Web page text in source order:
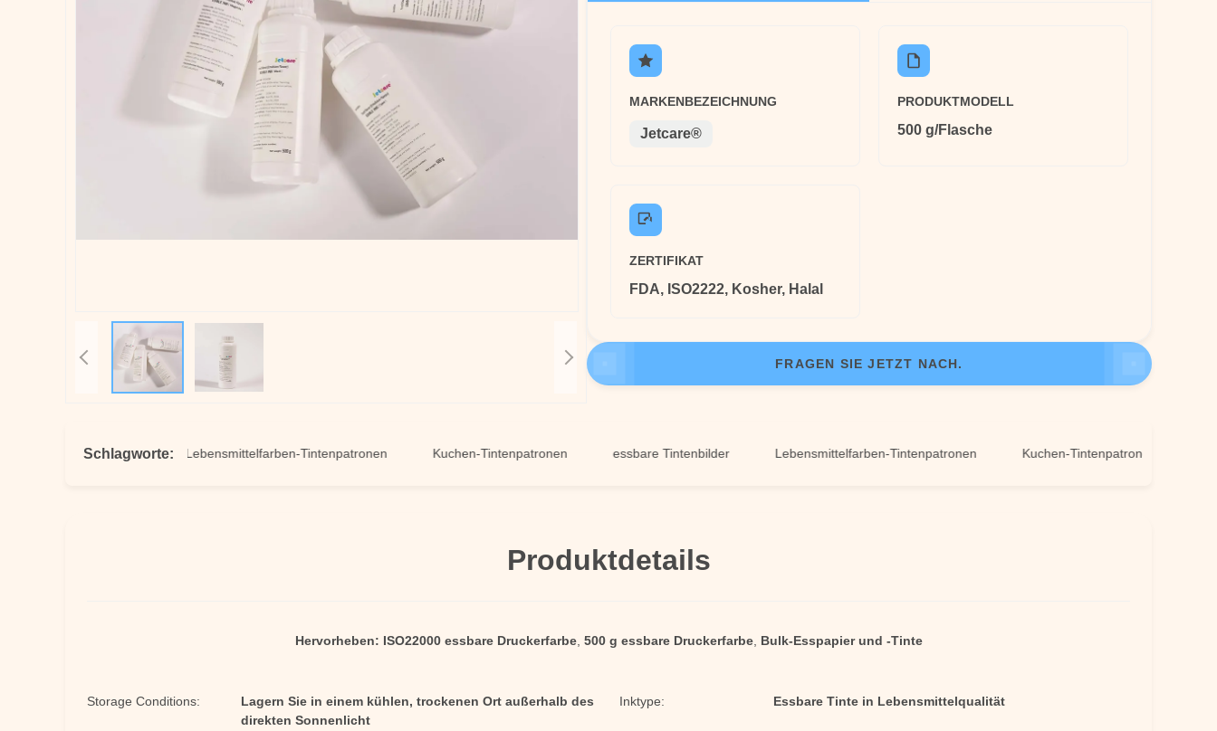
MARKENBEZEICHNUNG
Jetcare®
PRODUKTMODELL
500 g/Flasche
ZERTIFIKAT
FDA, ISO2222, Kosher, Halal
FRAGEN SIE JETZT NACH.
Schlagworte:
Tintenbilder Lebensmittelfarben-Tintenpatronen Kuchen-Tintenpatronen essbare Tintenbilder Lebensmittelfarben-Tintenpatronen Kuchen-Tintenpatronen
Produktdetails
Hervorheben: ISO22000 essbare Druckerfarbe, 500 g essbare Druckerfarbe, Bulk-Esspapier und -Tinte
Storage Conditions:
Lagern Sie in einem kühlen, trockenen Ort außerhalb des
direkten Sonnenlicht
Inktype: Essbare Tinte in Lebensmittelqualität